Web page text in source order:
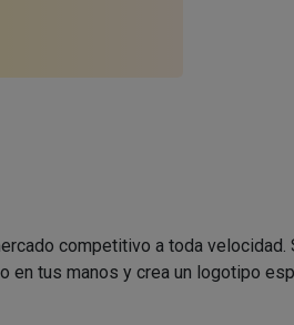
competitivo a toda velocidad.
en tus manos y crea un logotipo